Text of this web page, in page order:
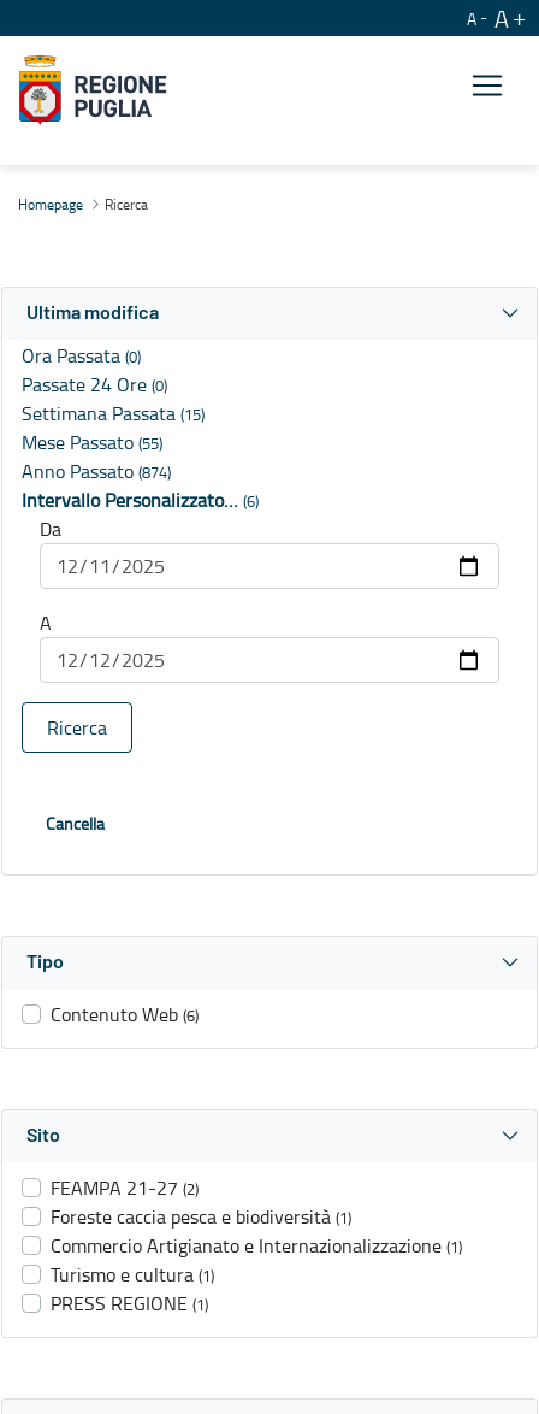
A A
Homepage Ricerca
Ultima modifica
Ora Passata (0)
Passate 24 Ore (0)
Settimana Passata (15)
Mese Passato (55)
Anno Passato (874)
Intervallo Personalizzato… (6)
Da
A
Ricerca
Cancella
Tipo
Contenuto Web (6)
Sito
FEAMPA 21-27 (2)
Foreste caccia pesca e biodiversità (1)
Commercio Artigianato e Internazionalizzazione (1)
Turismo e cultura (1)
PRESS REGIONE (1)